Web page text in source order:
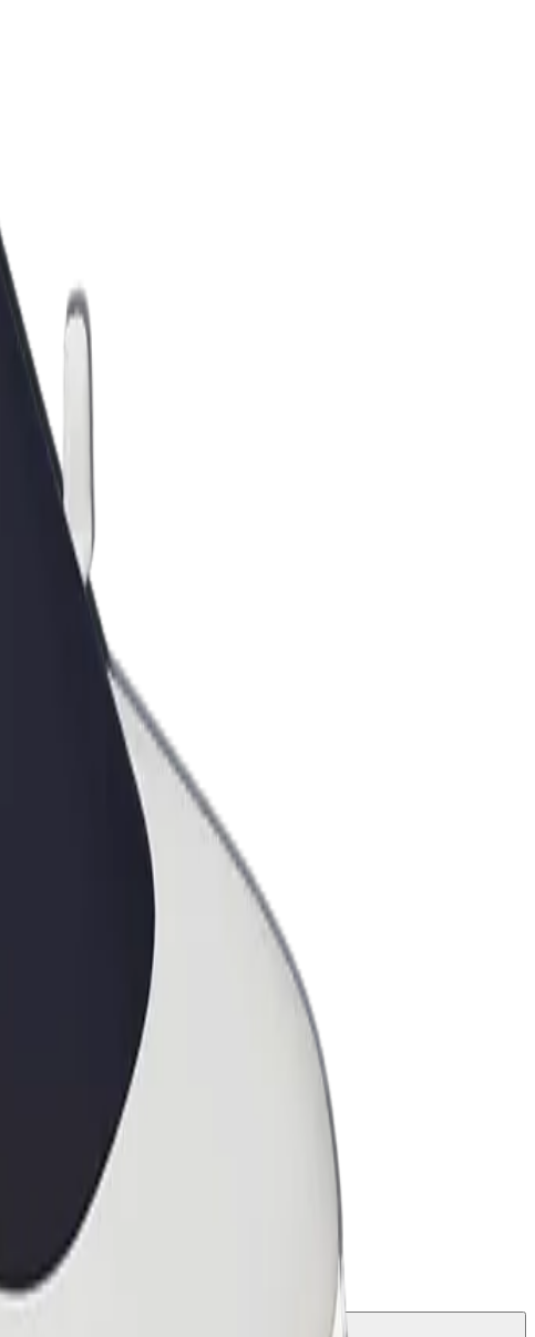
และบริการของ Bolt ที่มีการขยายขนาด
สำหรับการเดินทางของคุณ